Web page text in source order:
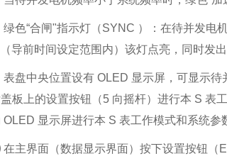
色“合闸"指示灯（SYNC ）：在待并发电
导前时间设定范围内）该灯点亮，同时发
盘中央位置设有 OLED 显示屏，可显示
盖板上的设置按钮（5 向摇杆）进行本 S 表
OLED 显示屏进行本 S 表工作模式和系统参
主界面（数据显示界面）按下设置按钮（